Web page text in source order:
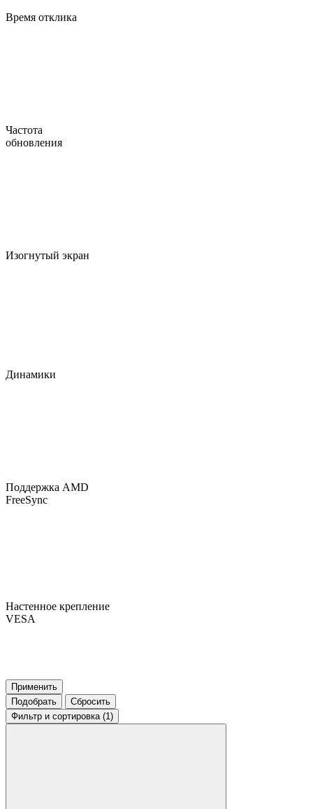
Время отклика
Частота
обновления
Изогнутый экран
Динамики
Поддержка AMD
FreeSync
Настенное крепление
VESA
Применить
Подобрать
Сбросить
Фильтр и сортировка (1)